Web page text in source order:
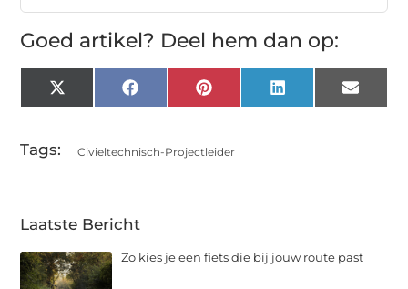
Goed artikel? Deel hem dan op:
X
(Twitter)
FacebookPinterestLinkedInEmail
Tags: Civieltechnisch-Projectleider
Laatste Bericht
Zo kies je een fiets die bij jouw route past